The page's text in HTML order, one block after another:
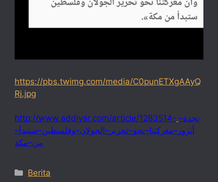
https://pbs.twimg.com/media/C0punETXgAAyQ
Rj.jpg
http://www.addiyar.com/article/1283514- نجدة–
أنزور –معركتنا–نحو–تحرير – الجولان–وفلسطين–ستبدأ –
من–مكة
Categories
Berita